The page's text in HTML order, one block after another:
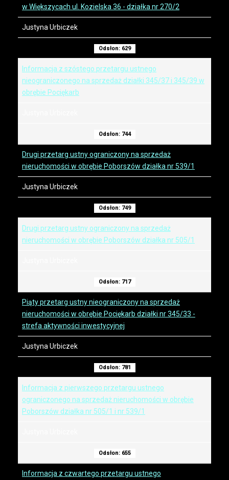
w Większycach ul. Kozielska 36 - działka nr 270/2
Justyna Urbiczek
Odsłon: 629
Informacja z szóstego przetargu ustnego
nieograniczonego na sprzedaż działki 345/37 i 345/39 w
obrębie Pociękarb
Odsłon: 744
Drugi przetarg ustny ograniczony na sprzedaż
nieruchomości w obrębie Poborszów działka nr 539/1
Justyna Urbiczek
Odsłon: 749
Drugi przetarg ustny ograniczony na sprzedaż
nieruchomości w obrębie Poborszów działka nr 505/1
Odsłon: 717
Piąty przetarg ustny nieograniczony na sprzedaż
nieruchomości w obrębie Pociękarb działki nr 345/33 -
strefa aktywności inwestycyjnej
Justyna Urbiczek
Odsłon: 781
Informacja z pierwszego przetargu ustnego
ograniczonego na sprzedaż nieruchomości w obrębie
Poborszów działka nr 505/1 i nr 539/1
Odsłon: 655
Informacja z czwartego przetargu ustnego